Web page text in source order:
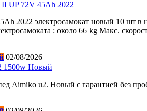
UP 72V 45Ah 2022
2022 электросамокат новый 10 шт в
: около 66 kg Макс.
02/08/2026
1500w Новый
Aimiko u2. Новый с гарантией без